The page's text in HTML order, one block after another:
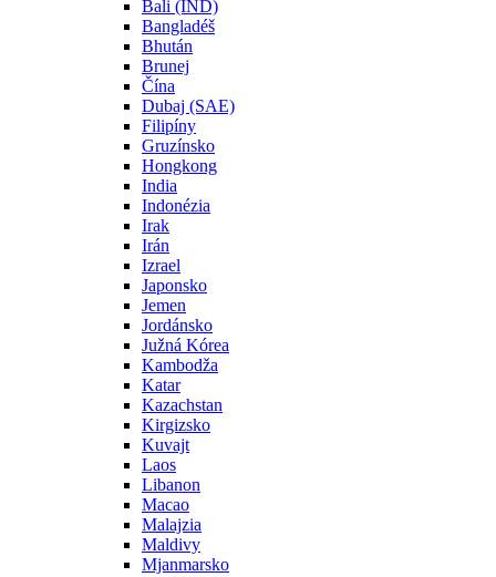
Bali (IND)
Bangladéš
Bhután
Brunej
Čína
Dubaj (SAE)
Filipíny
Gruzínsko
Hongkong
India
Indonézia
Irak
Irán
Izrael
Japonsko
Jemen
Jordánsko
Južná Kórea
Kambodža
Katar
Kazachstan
Kirgizsko
Kuvajt
Laos
Libanon
Macao
Malajzia
Maldivy
Mjanmarsko